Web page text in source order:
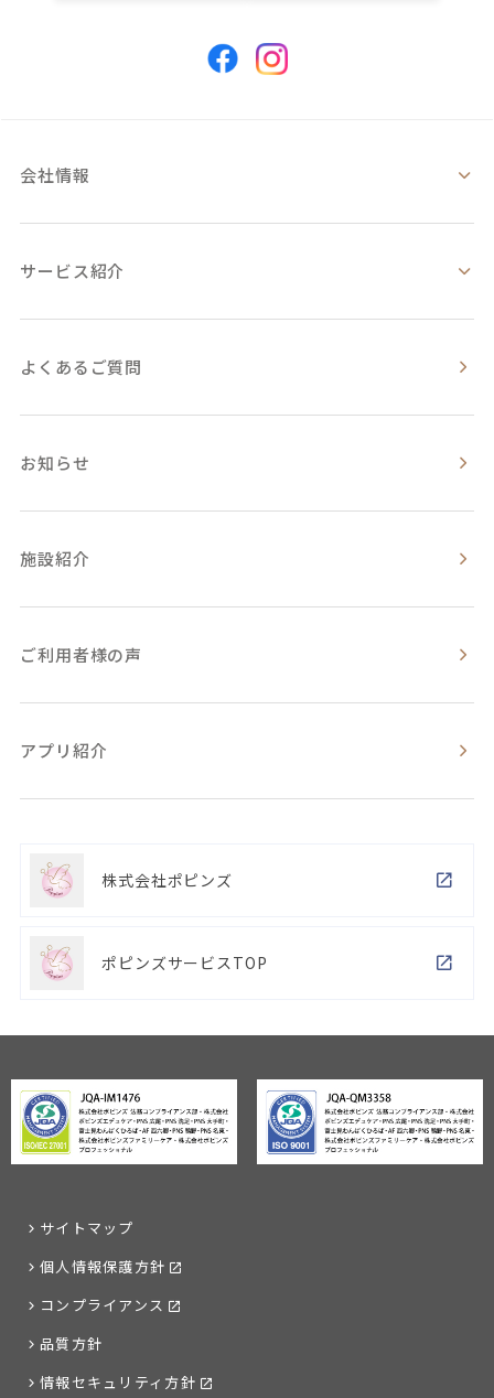
会社情報
サービス紹介
よくあるご質問
お知らせ
施設紹介
ご利用者様の声
アプリ紹介
株式会社ポピンズ
ポピンズサービスTOP
サイトマップ
個人情報保護方針
コンプライアンス
品質方針
情報セキュリティ方針